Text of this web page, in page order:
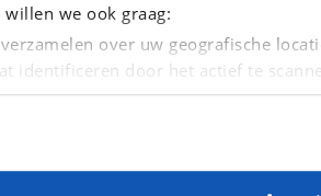
we ook graag:
over uw geografische
identificeren door het actief te
uw persoonlijke gegevens worden
technieken zorgen we
van